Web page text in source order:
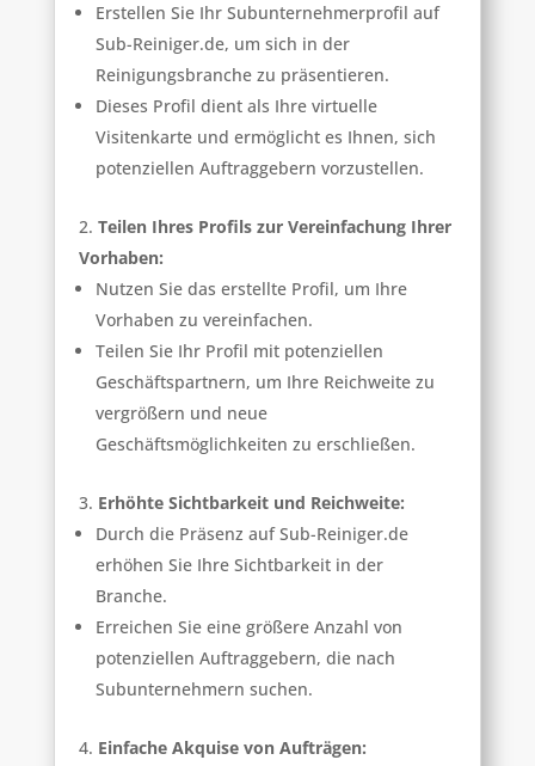
Erstellen Sie Ihr Subunternehmerprofil auf
Sub-Reiniger.de, um sich in der
Reinigungsbranche zu präsentieren.
Dieses Profil dient als Ihre virtuelle
Visitenkarte und ermöglicht es Ihnen, sich
potenziellen Auftraggebern vorzustellen.
Teilen Ihres Profils zur Vereinfachung Ihrer
Vorhaben:
Nutzen Sie das erstellte Profil, um Ihre
Vorhaben zu vereinfachen.
Teilen Sie Ihr Profil mit potenziellen
Geschäftspartnern, um Ihre Reichweite zu
vergrößern und neue
Geschäftsmöglichkeiten zu erschließen.
Erhöhte Sichtbarkeit und Reichweite:
Durch die Präsenz auf Sub-Reiniger.de
erhöhen Sie Ihre Sichtbarkeit in der
Branche.
Erreichen Sie eine größere Anzahl von
potenziellen Auftraggebern, die nach
Subunternehmern suchen.
Einfache Akquise von Aufträgen: